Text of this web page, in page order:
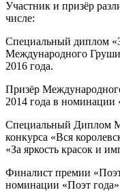
Участник и призёр
числе:
Специальный диплом
Международного
2016 года.
Призёр
2014 года в номинации
Специальный Диплом
конкурса «Вся
«За яркость красок и
Финалист премии
номинации «Поэт